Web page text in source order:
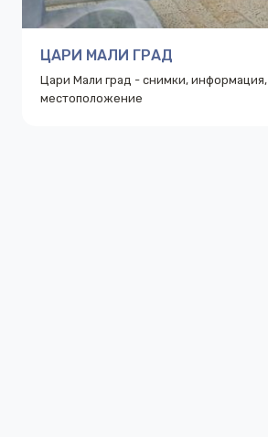
ЦАРИ МАЛИ ГРАД
Цари Мали град - снимки, информация,
местоположение